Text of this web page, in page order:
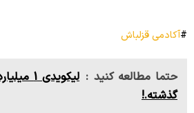
#آکادمی قزلباش
حتما مطالعه کنید :
گذشته.!